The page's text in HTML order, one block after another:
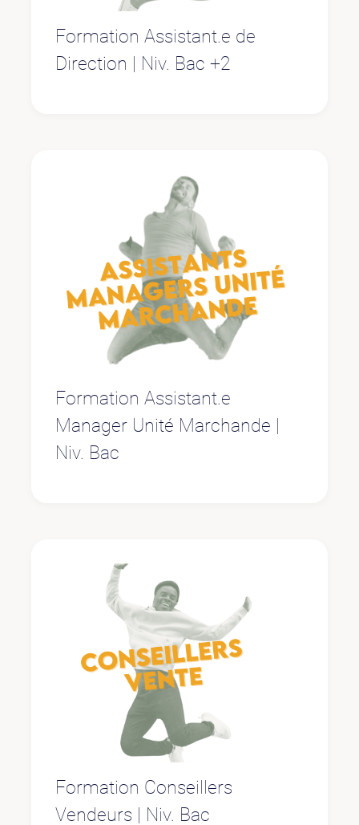
Formation Assistant.e de
Direction | Niv. Bac +2
Formation Assistant.e
Manager Unité Marchande |
Niv. Bac
Formation Conseillers
Vendeurs | Niv. Bac